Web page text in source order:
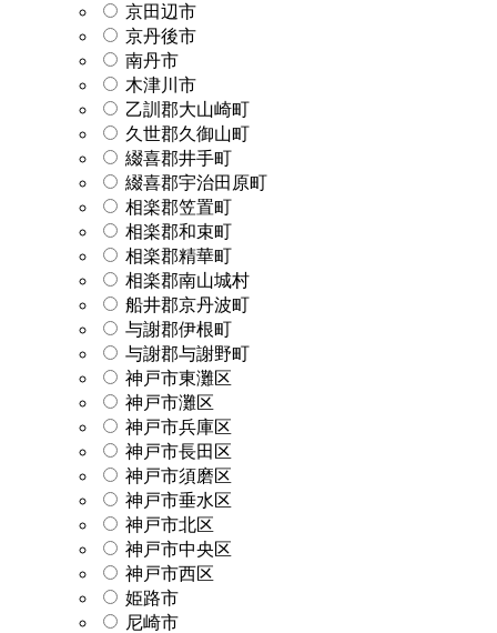
京田辺市
京丹後市
南丹市
木津川市
乙訓郡大山崎町
久世郡久御山町
綴喜郡井手町
綴喜郡宇治田原町
相楽郡笠置町
相楽郡和束町
相楽郡精華町
相楽郡南山城村
船井郡京丹波町
与謝郡伊根町
与謝郡与謝野町
神戸市東灘区
神戸市灘区
神戸市兵庫区
神戸市長田区
神戸市須磨区
神戸市垂水区
神戸市北区
神戸市中央区
神戸市西区
姫路市
尼崎市